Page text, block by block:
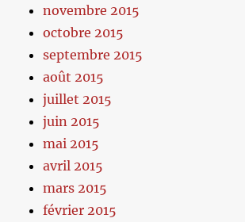
novembre 2015
octobre 2015
septembre 2015
août 2015
juillet 2015
juin 2015
mai 2015
avril 2015
mars 2015
février 2015